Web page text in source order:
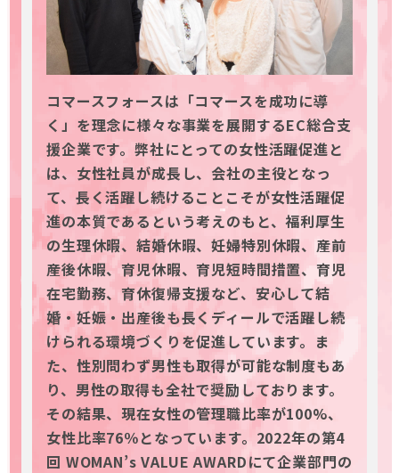
コマースフォースは「コマースを成功に導
く」を理念に様々な事業を展開するEC総合支
援企業です。弊社にとっての女性活躍促進と
は、女性社員が成長し、会社の主役となっ
て、長く活躍し続けることこそが女性活躍促
進の本質であるという考えのもと、福利厚生
の生理休暇、結婚休暇、妊婦特別休暇、産前
産後休暇、育児休暇、育児短時間措置、育児
在宅勤務、育休復帰支援など、安心して結
婚・妊娠・出産後も長くディールで活躍し続
けられる環境づくりを促進しています。ま
た、性別問わず男性も取得が可能な制度もあ
り、男性の取得も全社で奨励しております。
その結果、現在女性の管理職比率が100%、
女性比率76％となっています。2022年の第4
回 WOMAN’s VALUE AWARDにて企業部門の